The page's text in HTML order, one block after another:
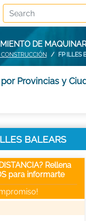
DE
FP ILLES
Provincias y
BALEARS
Rellena
para informarte